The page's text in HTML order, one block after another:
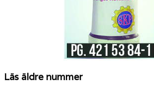
Läs äldre nummer